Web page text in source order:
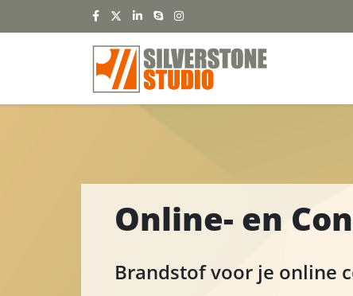
Online- en
Brandstof voor je online